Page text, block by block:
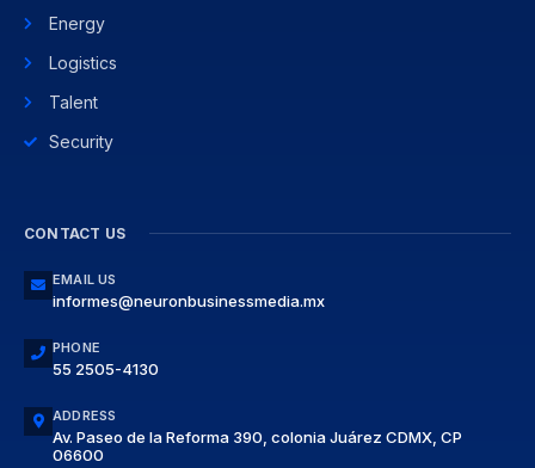
Energy
Logistics
Talent
Security
CONTACT US
EMAIL US
informes@neuronbusinessmedia.mx
PHONE
55 2505-4130
ADDRESS
Av. Paseo de la Reforma 390, colonia Juárez CDMX, CP
06600